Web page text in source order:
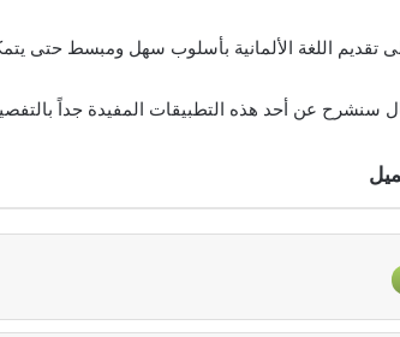
تقديم اللغة الألمانية بأسلوب سهل ومبسط حتى
سنشرح عن أحد هذه التطبيقات المفيدة جداً